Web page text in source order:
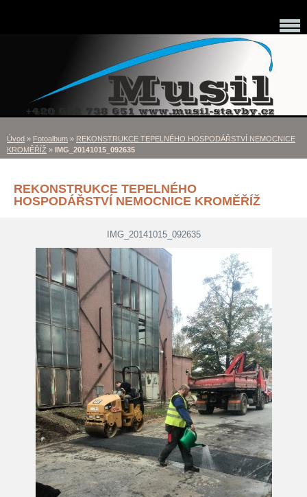
Úvod » Fotoalbum » REKONSTRUKCE TEPELNÉHO HOSPODÁŘSTVÍ NEMOCNICE
KROMĚŘÍŽ » IMG_20141015_092635
REKONSTRUKCE TEPELNÉHO
HOSPODÁŘSTVÍ NEMOCNICE KROMĚŘÍŽ
IMG_20141015_092635